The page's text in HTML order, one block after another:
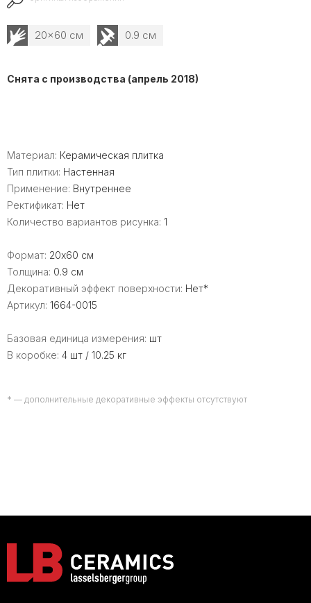
20x60 см 0.9 см
Снята с производства (апрель 2018)
Материал: Керамическая плитка
Тип плитки: Настенная
Применение: Внутреннее
Ректификат: Нет
Количество вариантов рисунка: 1
Формат: 20x60 см
Толщина: 0.9 см
Декоративный эффект поверхности: Нет*
Артикул: 1664-0015
Базовая единица измерения: шт
В коробке: 4 шт / 10.25 кг
* — дополнительные декоративные эффекты отсутствуют